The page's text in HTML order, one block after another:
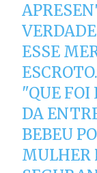
ESSE
ESCROTO.
"QUE
DA
BEBEU
MULHER